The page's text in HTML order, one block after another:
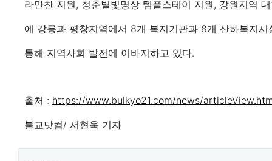
라만찬 지원, 청춘별빛명상 템플스테이 지원, 강원지역
에 강릉과 평창지역에서 8개 복지기관과 8개 산하복지
통해 지역사회 발전에 이바지하고 있다.
출처 : https://www.bulkyo21.com/news/
불교닷컴/ 서현욱 기자